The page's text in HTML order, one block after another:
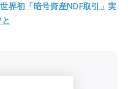
界初「暗号資産NDF取引」実